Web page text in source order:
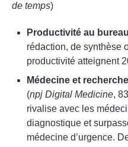
de temps)
Productivité au
rédaction, de synthèse
productivité atteignent
Médecine et
(npj Digital Medicine,
rivalise avec les
diagnostique et
médecine d’urgence.